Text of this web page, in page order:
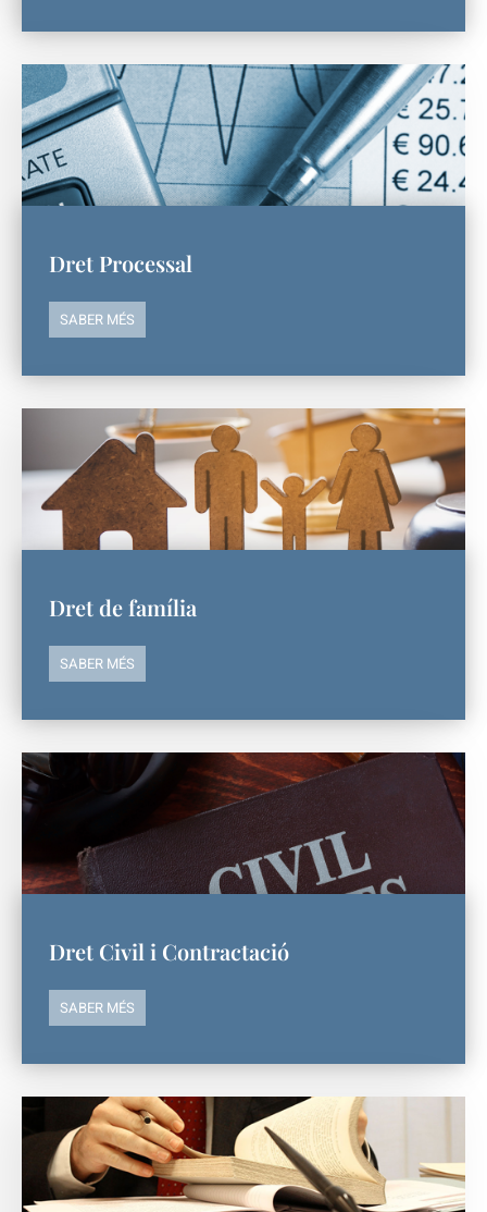
Dret Processal
SABER MÉS
Dret de família
SABER MÉS
Dret Civil i Contractació
SABER MÉS